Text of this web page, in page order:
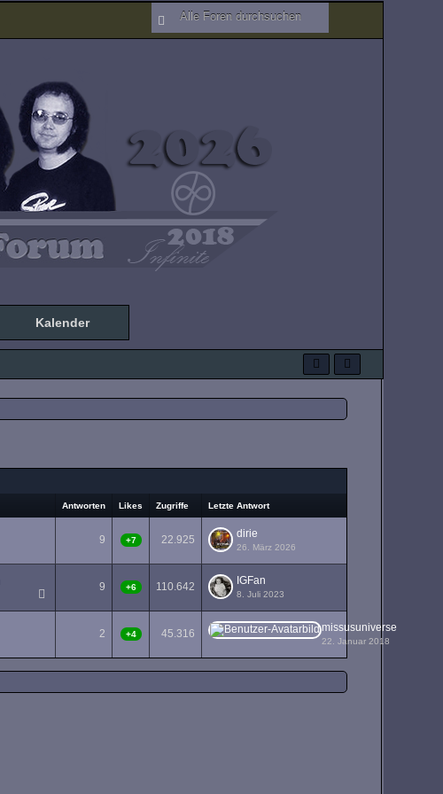
Kalender
Antworten Likes Zugriffe Letzte Antwort
9 +7 22.925 dirie
26. März 2026
9 +6 110.642 IGFan
8. Juli 2023
2 +4 45.316 missusuniverse
22. Januar 2018